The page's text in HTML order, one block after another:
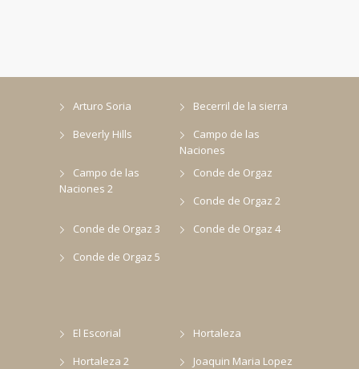
Arturo Soria
Becerril de la sierra
Beverly Hills
Campo de las
Naciones
Campo de las
Naciones 2
Conde de Orgaz
Conde de Orgaz 2
Conde de Orgaz 3
Conde de Orgaz 4
Conde de Orgaz 5
El Escorial
Hortaleza
Hortaleza 2
Joaquin Maria Lopez